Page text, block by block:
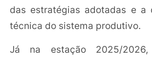
das estratégias adotadas e a
técnica do sistema produtivo.
Já na estação 2025/